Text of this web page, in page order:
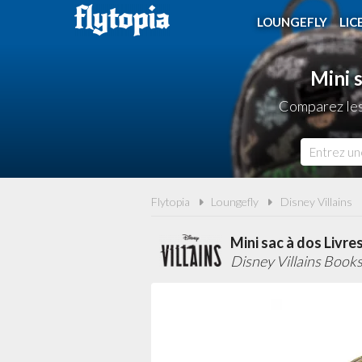
LOUNGEFLY
Mini
Comparez
Flytopia Loungefly Disney Villains
Mini sac à dos
Disney Villains